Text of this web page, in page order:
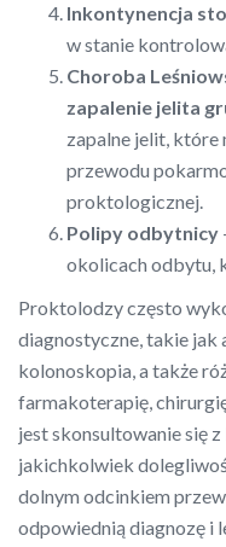
Inkontynencja
w stanie
Choroba
zapalenie jelita
zapalne jelit, które
przewodu
proktologicznej.
Polipy odbytnicy
okolicach odbytu,
Proktolodzy często
diagnostyczne, takie jak
kolonoskopia, a także
farmakoterapię,
jest skonsultowanie się
jakichkolwiek
dolnym odcinkiem
odpowiednią diagnozę i